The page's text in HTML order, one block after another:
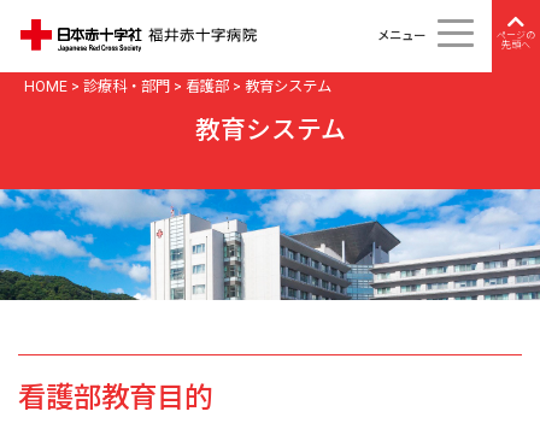
メニュー
ページの
先頭へ
HOME > 診療科・部門 > 看護部 > 教育システム
教育システム
看護部教育目的